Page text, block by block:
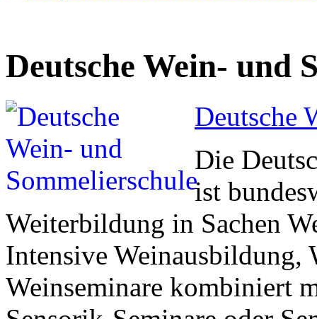
Deutsche Wein- und
Deutsche
Die
ist
Weiterbildung in Sachen
Intensive Weinausbildung,
Weinseminare kombiniert